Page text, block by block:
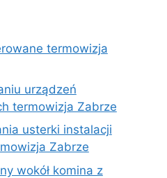
termowizja
urządzeń
termowizja Zabrze
usterki instalacji
Zabrze
wokół komina z